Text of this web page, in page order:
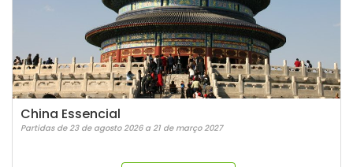
China Essencial
Partidas de 23 de agosto 2026 a 21 de março 2027